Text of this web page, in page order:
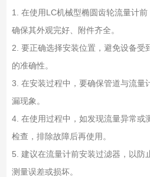
1. 在使用LC机械型椭圆齿轮流量计前
确保其外观完好、附件齐全。
2. 要正确选择安装位置，避免设备受
的准确性。
3. 在安装过程中，要确保管道与流量
漏现象。
4. 在使用过程中，如发现流量异常或
检查，排除故障后再使用。
5. 建议在流量计前安装过滤器，以防
测量误差或损坏。